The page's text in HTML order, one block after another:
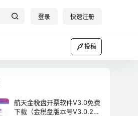
登录 快速注册
投稿
航天金税盘开票软件V3.0免费
下载（金税盘版本号V3.0.202